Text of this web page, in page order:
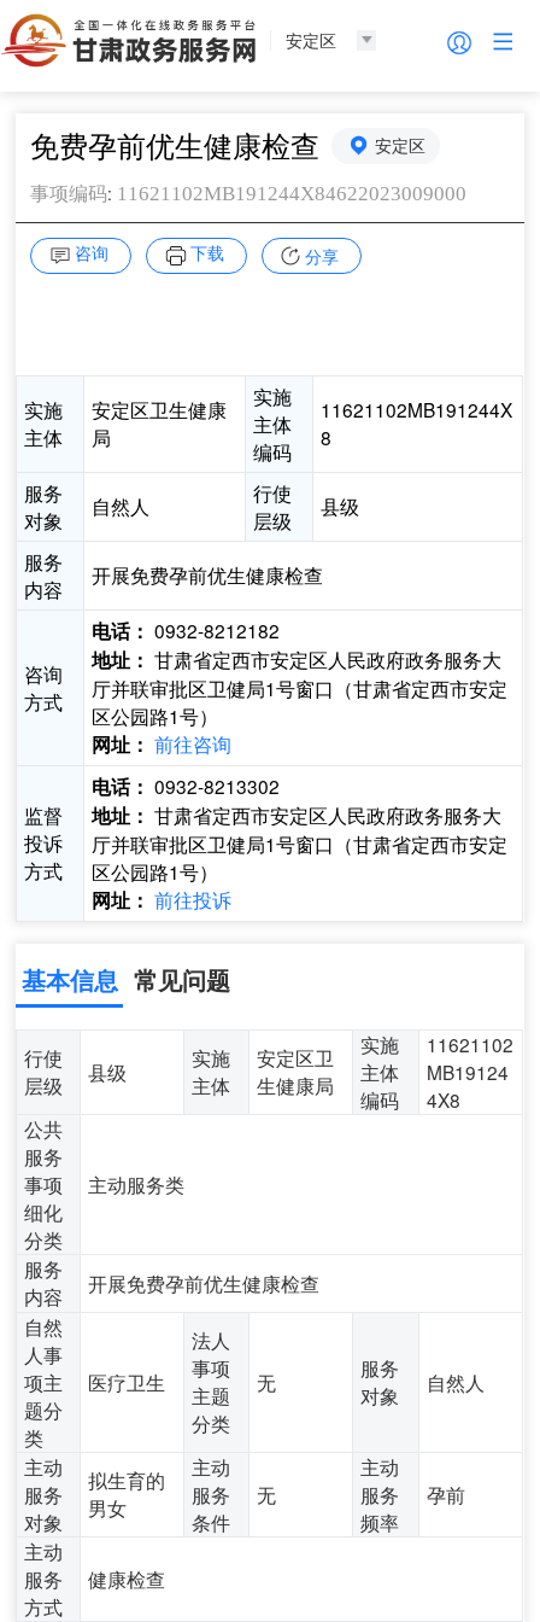
安定区
免费孕前优生健康检查 安定区
事项编码: 11621102MB191244X84622023009000
咨询 下载 分享
实施
主体
安定区卫生健康
局
实施
主体
编码
11621102MB191244X
8
服务
对象
自然人
行使
层级
县级
服务
内容
开展免费孕前优生健康检查
咨询
方式
电话： 0932-8212182
地址： 甘肃省定西市安定区人民政府政务服务大
厅并联审批区卫健局1号窗口（甘肃省定西市安定
区公园路1号）
网址： 前往咨询
监督
投诉
方式
电话： 0932-8213302
地址： 甘肃省定西市安定区人民政府政务服务大
厅并联审批区卫健局1号窗口（甘肃省定西市安定
区公园路1号）
网址： 前往投诉
基本信息 常见问题
行使
层级
县级
实施
主体
安定区卫
生健康局
实施
主体
编码
11621102
MB19124
4X8
公共
服务
事项
细化
分类
主动服务类
服务
内容
开展免费孕前优生健康检查
自然
人事
项主
题分
类
医疗卫生
法人
事项
主题
分类
无
服务
对象
自然人
主动
服务
对象
拟生育的
男女
主动
服务
条件
无
主动
服务
频率
孕前
主动
服务
方式
健康检查